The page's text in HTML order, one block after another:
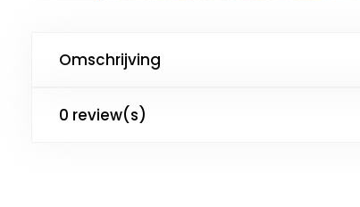
Omschrijving
0 review(s)